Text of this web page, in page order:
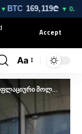
BTC169,119₾▼ 0.3%
Accept
Aa
გაიზარდა — საქართველოს ეროვნული ბანკი